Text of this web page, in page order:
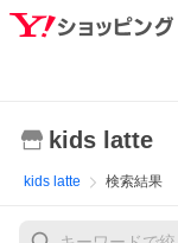
kids latte
kids latte 検索結果